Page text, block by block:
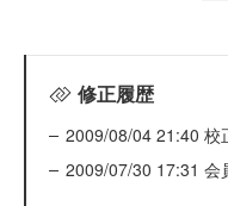
修正履歴
2009/08/04 21:40 校
2009/07/30 17:31 会